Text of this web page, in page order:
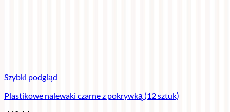
Szybki podgląd
Plastikowe nalewaki czarne z pokrywką (12 sztuk)